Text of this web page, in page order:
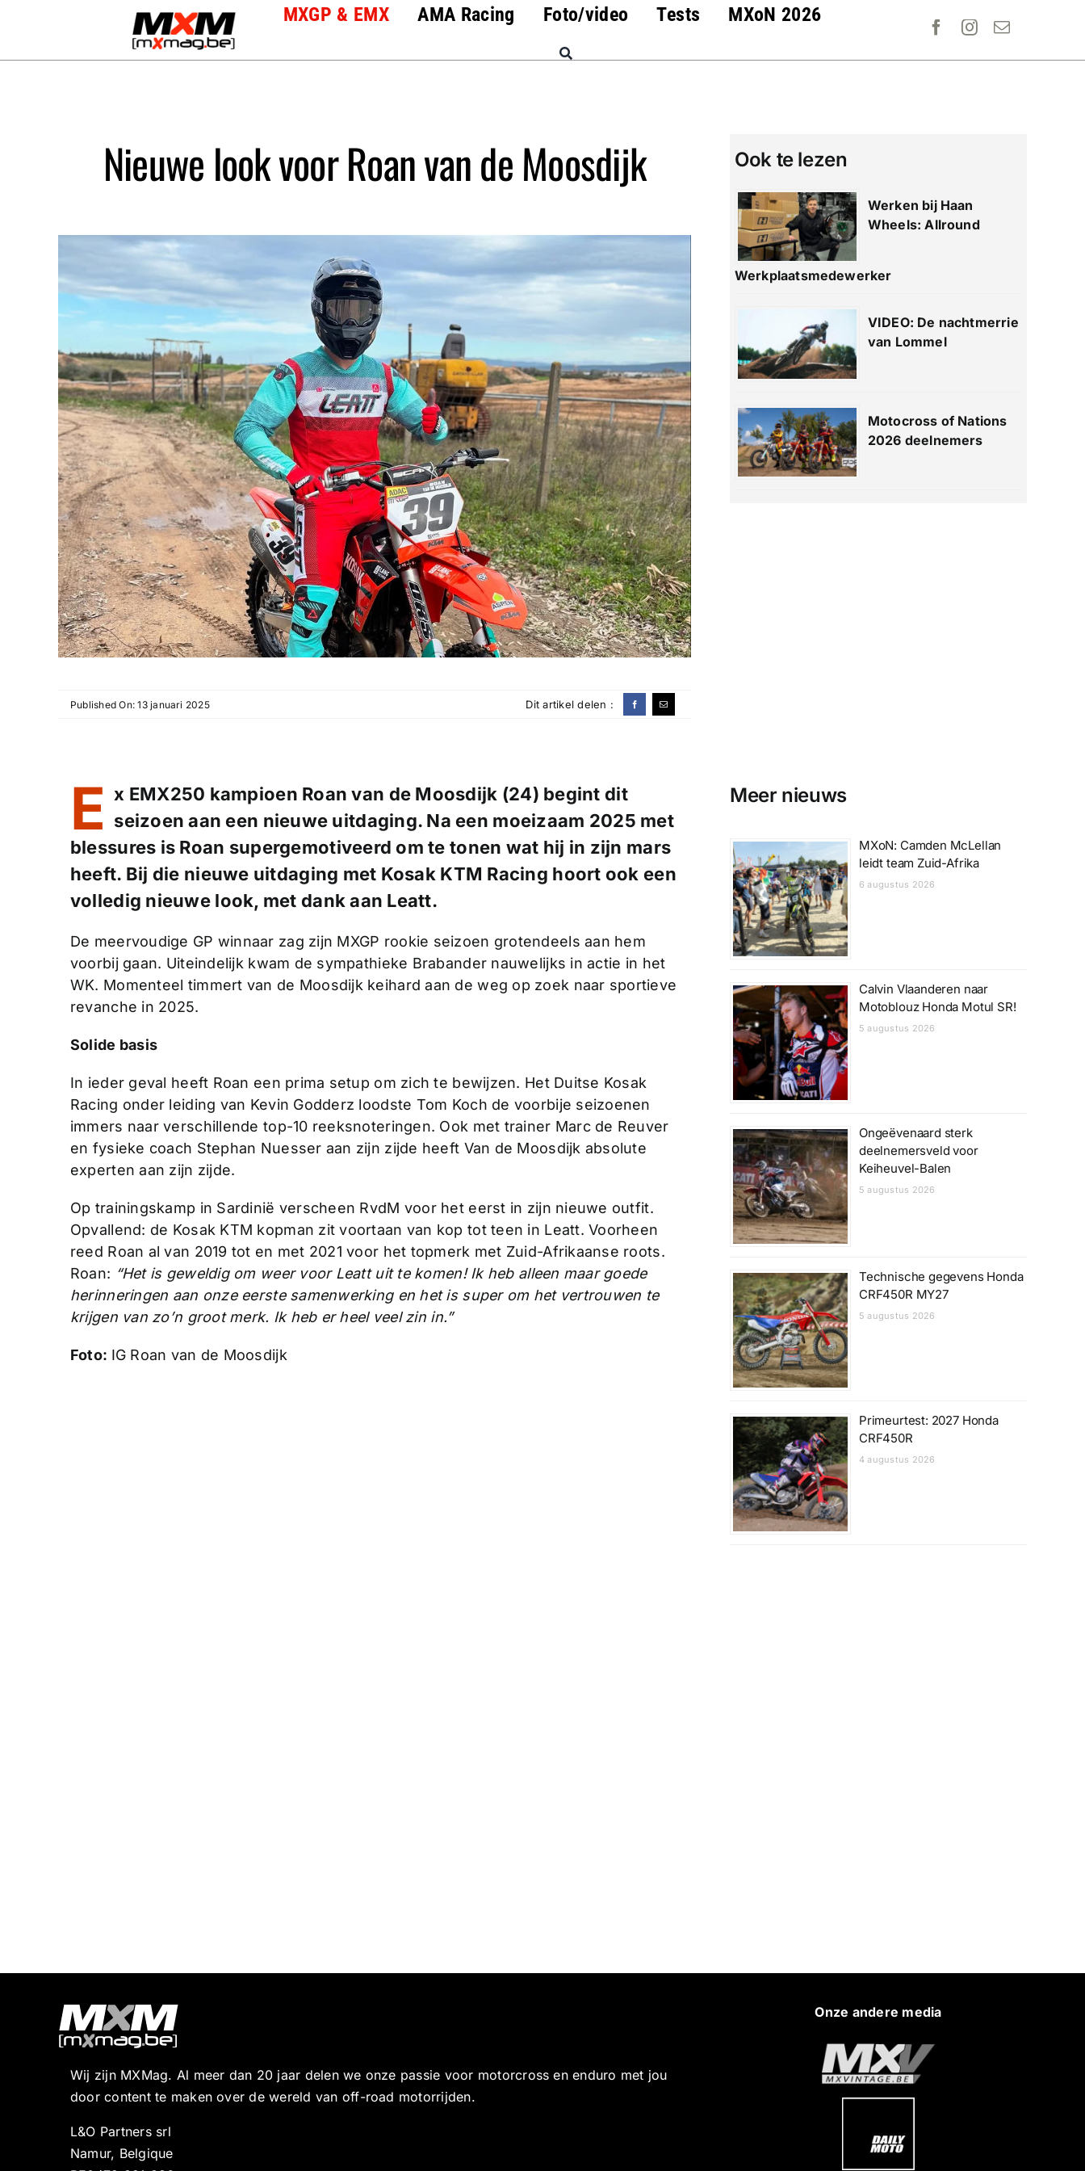
MXGP & EMX AMA Racing Foto/video Tests MXoN 2026
Nieuwe look voor Roan van de Moosdijk Ook te lezen
Werken bij Haan
Wheels: Allround
Werkplaatsmedewerker
VIDEO: De nachtmerrie
van Lommel
Motocross of Nations
2026 deelnemers
Published On: 13 januari 2025 Dit artikel delen :
E x EMX250 kampioen Roan van de Moosdijk (24) begint dit
seizoen aan een nieuwe uitdaging. Na een moeizaam 2025 met
blessures is Roan supergemotiveerd om te tonen wat hij in zijn mars
heeft. Bij die nieuwe uitdaging met Kosak KTM Racing hoort ook een
volledig nieuwe look, met dank aan Leatt.
De meervoudige GP winnaar zag zijn MXGP rookie seizoen grotendeels aan hem
voorbij gaan. Uiteindelijk kwam de sympathieke Brabander nauwelijks in actie in het
WK. Momenteel timmert van de Moosdijk keihard aan de weg op zoek naar sportieve
revanche in 2025.
Solide basis
In ieder geval heeft Roan een prima setup om zich te bewijzen. Het Duitse Kosak
Racing onder leiding van Kevin Godderz loodste Tom Koch de voorbije seizoenen
immers naar verschillende top-10 reeksnoteringen. Ook met trainer Marc de Reuver
en fysieke coach Stephan Nuesser aan zijn zijde heeft Van de Moosdijk absolute
experten aan zijn zijde.
Op trainingskamp in Sardinië verscheen RvdM voor het eerst in zijn nieuwe outfit.
Opvallend: de Kosak KTM kopman zit voortaan van kop tot teen in Leatt. Voorheen
reed Roan al van 2019 tot en met 2021 voor het topmerk met Zuid-Afrikaanse roots.
Roan: “Het is geweldig om weer voor Leatt uit te komen! Ik heb alleen maar goede
herinneringen aan onze eerste samenwerking en het is super om het vertrouwen te
krijgen van zo’n groot merk. Ik heb er heel veel zin in.”
Foto: IG Roan van de Moosdijk
Meer nieuws
MXoN: Camden McLellan
leidt team Zuid-Afrika
6 augustus 2026
Calvin Vlaanderen naar
Motoblouz Honda Motul SR!
5 augustus 2026
Ongeëvenaard sterk
deelnemersveld voor
Keiheuvel-Balen
5 augustus 2026
Technische gegevens Honda
CRF450R MY27
5 augustus 2026
Primeurtest: 2027 Honda
CRF450R
4 augustus 2026
Wij zijn MXMag. Al meer dan 20 jaar delen we onze passie voor motorcross en enduro met jou
door content te maken over de wereld van off-road motorrijden.
L&O Partners srl
Namur, Belgique
Onze andere media